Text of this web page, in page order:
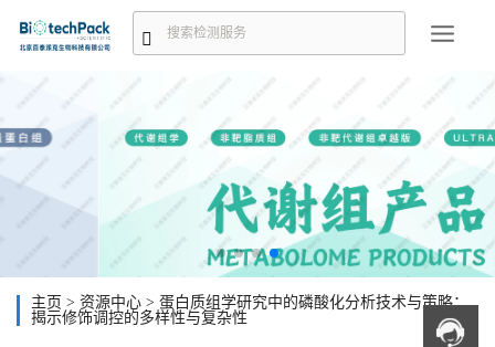
主页 > 资源中心 > 蛋白质组学研究中的磷酸化分析技术与策略：
揭示修饰调控的多样性与复杂性